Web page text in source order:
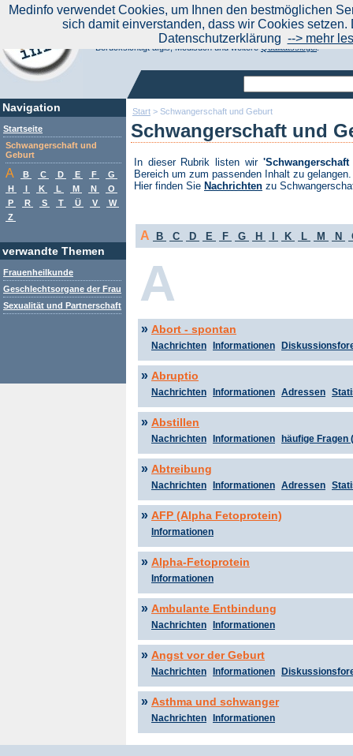
Start > Schwangerschaft und Geburt
Schwangerschaft und
In dieser Rubrik listen wir
Bereich um zum passenden Inhalt zu gelangen.
Hier finden Sie Nachrichten zu
A B C D E F G H I K L M N
A
» Abort - spontan
Nachrichten Informationen
» Abruptio
Nachrichten Informationen Adressen
» Abstillen
Nachrichten Informationen häufige Fragen
» Abtreibung
Nachrichten Informationen Adressen
» AFP (Alpha Fetoprotein)
Informationen
» Alpha-Fetoprotein
Informationen
» Ambulante Entbindung
Nachrichten Informationen
» Angst vor der Geburt
Nachrichten Informationen
» Asthma und schwanger
Nachrichten Informationen
Navigation
Startseite
Schwangerschaft und
Geburt
A B C D E F
G
H
I K L M N
O
P
R S T Ü V
W
Z
verwandte Themen
Frauenheilkunde
Geschlechtsorgane der Frau
Sexualität und Partnerschaft
Aktuelle Nachrichten|
Suchen Sie noch oder Finden Sie schon?
Medinfo.de - Meta-Portal für Gesundheitsthemen
Berücksichtigt afgis, Medisuch und weitereQualitätssiegel.
Medinfo verwendet Cookies, um Ihnen den bestmöglichen
sich damit einverstanden, dass wir Cookies
Datenschutzerklärung --> mehr